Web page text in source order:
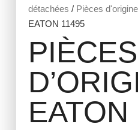
détachées / Pièces d'origine
EATON 11495
PIÈCES
EATON